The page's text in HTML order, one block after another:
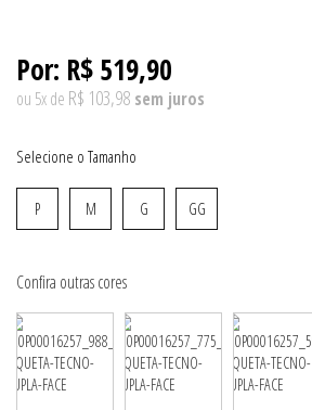
Por: R$ 519,90
ou 5xde R$ 103,98
Tamanho
P M G GG